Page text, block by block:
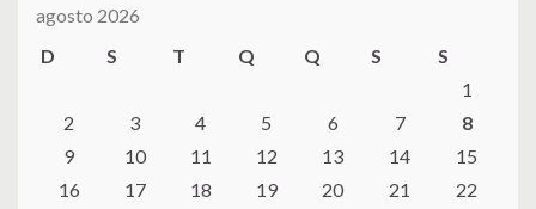
agosto 2026
D
S T Q Q S
S
1
2
3 4 5 6 7
8
9
10 11 12 13 14
15
16
17 18 19 20 21
22